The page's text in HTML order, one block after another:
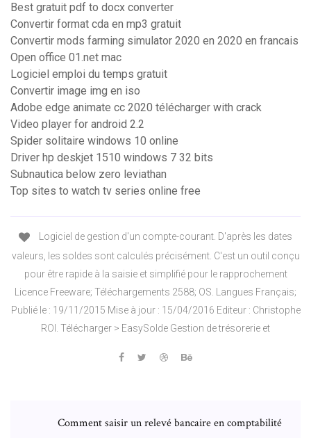
Best gratuit pdf to docx converter
Convertir format cda en mp3 gratuit
Convertir mods farming simulator 2020 en 2020 en francais
Open office 01.net mac
Logiciel emploi du temps gratuit
Convertir image img en iso
Adobe edge animate cc 2020 télécharger with crack
Video player for android 2.2
Spider solitaire windows 10 online
Driver hp deskjet 1510 windows 7 32 bits
Subnautica below zero leviathan
Top sites to watch tv series online free
Logiciel de gestion d'un compte-courant. D'après les dates
valeurs, les soldes sont calculés précisément. C'est un outil conçu
pour être rapide à la saisie et simplifié pour le rapprochement
Licence Freeware; Téléchargements 2588; OS. Langues Français;
Publié le : 19/11/2015 Mise à jour : 15/04/2016 Editeur : Christophe
ROI. Télécharger > EasySolde Gestion de trésorerie et
Comment saisir un relevé bancaire en comptabilité